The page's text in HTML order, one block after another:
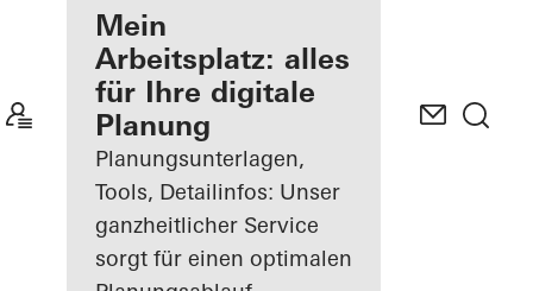
Ihre Vorteile als
angemeldeter
Architekt
Mein
Arbeitsplatz
kennenlernen
Mein
Arbeitsplatz: alles
für Ihre digitale
Planung
Planungsunterlagen,
Tools, Detailinfos: Unser
ganzheitlicher Service
sorgt für einen optimalen